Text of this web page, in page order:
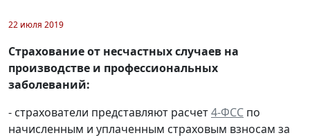
22 июля 2019
Страхование от несчастных случаев на
производстве и профессиональных
заболеваний:
- страхователи представляют расчет4-ФСС по
начисленным и уплаченным страховым взносам за